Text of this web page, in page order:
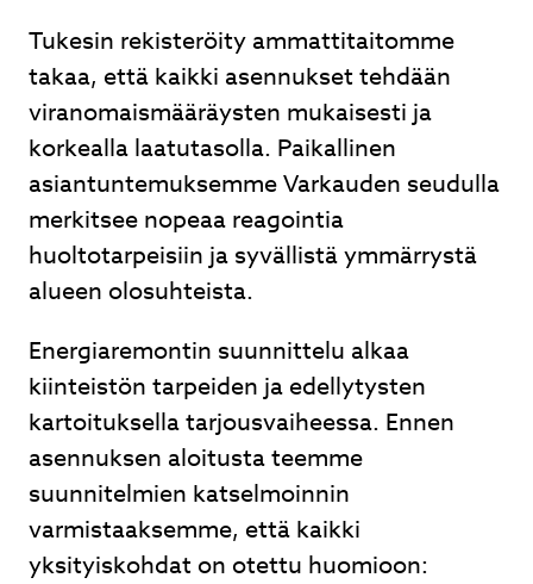
Tukesin rekisteröity ammattitaitomme
takaa, että kaikki asennukset tehdään
viranomaismääräysten mukaisesti ja
korkealla laatutasolla. Paikallinen
asiantuntemuksemme Varkauden seudulla
merkitsee nopeaa reagointia
huoltotarpeisiin ja syvällistä ymmärrystä
alueen olosuhteista.
Energiaremontin suunnittelu alkaa
kiinteistön tarpeiden ja edellytysten
kartoituksella tarjousvaiheessa. Ennen
asennuksen aloitusta teemme
suunnitelmien katselmoinnin
varmistaaksemme, että kaikki
yksityiskohdat on otettu huomioon: